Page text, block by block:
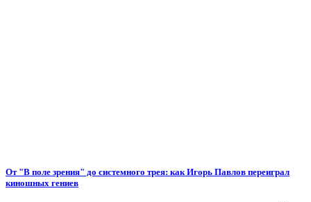
От "В поле зрения" до системного трея: как Игорь Павлов переиграл
киношных гениев